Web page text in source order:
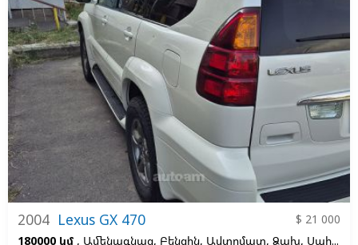
2004 Lexus GX 470
$ 21 000
180000 կմ , Ամենագնաց, Բենզին, Ավտոմատ, Ձախ, Սպիտակ, 4.7